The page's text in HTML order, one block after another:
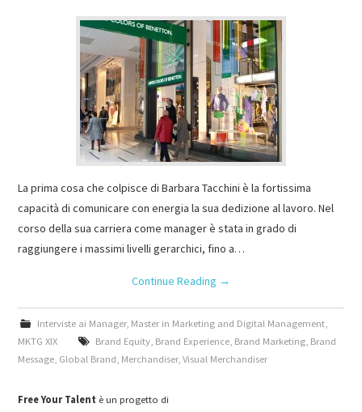
La prima cosa che colpisce di Barbara Tacchini è la fortissima
capacità di comunicare con energia la sua dedizione al lavoro. Nel
corso della sua carriera come manager è stata in grado di
raggiungere i massimi livelli gerarchici, fino a…
Continue Reading →
Interviste ai Manager, Master in Marketing and Digital Management,
MKTG XIX
Brand Equity, Brand Experience, Brand Marketing, Brand
Message Global Brand Merchandiser,Visual Merchandiser
Free Your Talent è un progetto di